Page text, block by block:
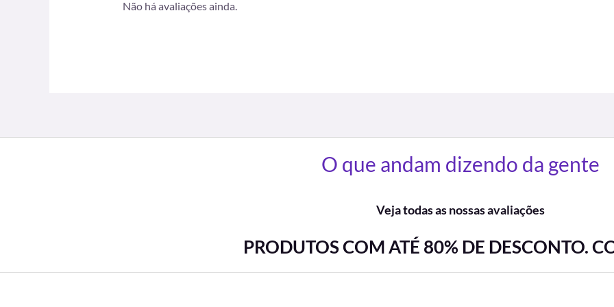
Não há avaliações ainda.
O que andam dizendo da gente
Veja todas as nossas avaliações
PRODUTOS COM ATÉ 80% DE DESCONTO.